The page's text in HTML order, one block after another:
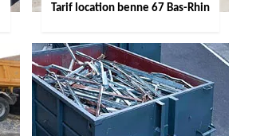
Tarif location benne 67 Bas-Rhin